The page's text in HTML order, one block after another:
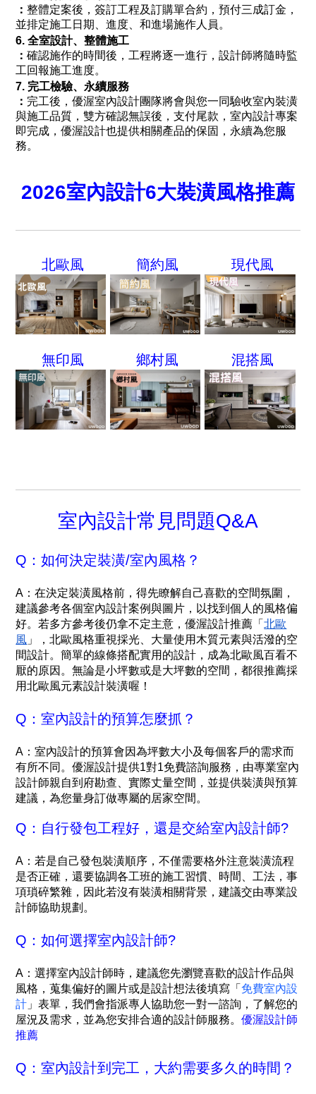
：整體定案後，簽訂工程及訂購單合約，預付三成訂金，
並排定施工日期、進度、和進場施作人員。
6. 全室設計、整體施工
：確認施作的時間後，工程將逐一進行，設計師將隨時監
工回報施工進度。
7. 完工檢驗、永續服務
： 完工後，優渥室內設計團隊將會與您一同驗收室內裝潢
與施工品質，雙方確認無誤後，支付尾款，室內設計專案
即完成，優渥設計也提供相關產品的保固，永續為您服
務。
2026室內設計6大裝潢風格推薦
北歐風 簡約風 現代風
無印風 鄉村風 混搭風
室內設計常見問題Q&A
Q：如何決定裝潢/室內風格？
A：在決定裝潢風格前，得先瞭解自己喜歡的空間氛圍，
建議參考各個室內設計案例與圖片，以找到個人的風格偏
好。若多方參考後仍拿不定主意，優渥設計推薦「北歐
風 」，北歐風格重視採光、大量使用木質元素與活潑的空
間設計。簡單的線條搭配實用的設計，成為北歐風百看不
厭的原因。無論是小坪數或是大坪數的空間，都很推薦採
用北歐風元素設計裝潢喔！
Q：室內設計的預算怎麼抓？
A：室內設計的預算會因為坪數大小及每個客戶的需求而
有所不同。優渥設計提供1對1免費諮詢服務，由專業室內
設計師親自到府勘查、實際丈量空間，並提供裝潢與預算
建議，為您量身訂做專屬的居家空間。
Q：自行發包工程好，還是交給室內設計師?
A：若是自己發包裝潢順序，不僅需要格外注意裝潢流程
是否正確，還要協調各工班的施工習慣、時間、工法，事
項瑣碎繁雜，因此若沒有裝潢相關背景，建議交由專業設
計師協助規劃。
Q：如何選擇室內設計師?
A：選擇室內設計師時，建議您先瀏覽喜歡的設計作品與
風格，蒐集偏好的圖片或是設計想法後填寫「 免費室內設
計 」表單，我們會指派專人協助您一對一諮詢，了解您的
屋況及需求，並為您安排合適的設計師服務。優渥設計師
推薦
Q：室內設計到完工，大約需要多久的時間？